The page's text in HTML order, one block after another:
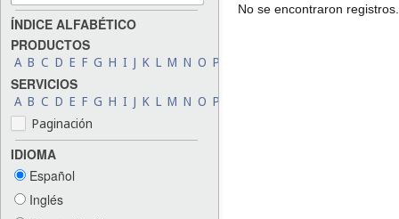
ÍNDICE ALFABÉTICO
PRODUCTOS
A B C D E F G H I J K L M N O P
SERVICIOS
A B C D E F G H I J K L M N O P
Paginación
IDIOMA
Español
Inglés
No se encontraron registros.